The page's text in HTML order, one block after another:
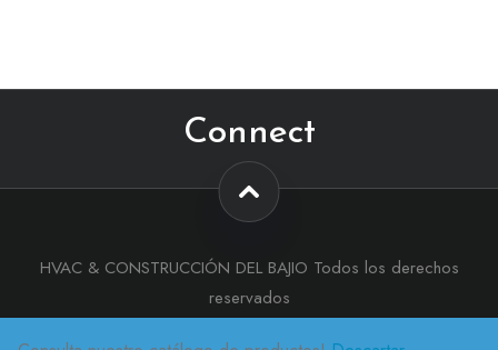
Connect
HVAC & CONSTRUCCIÓN DEL BAJIO Todos los derechos
reservados